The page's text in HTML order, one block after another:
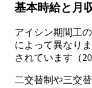
基本時給と月
アイシン期間工
によって異なりま
されています（
二交替制や三交